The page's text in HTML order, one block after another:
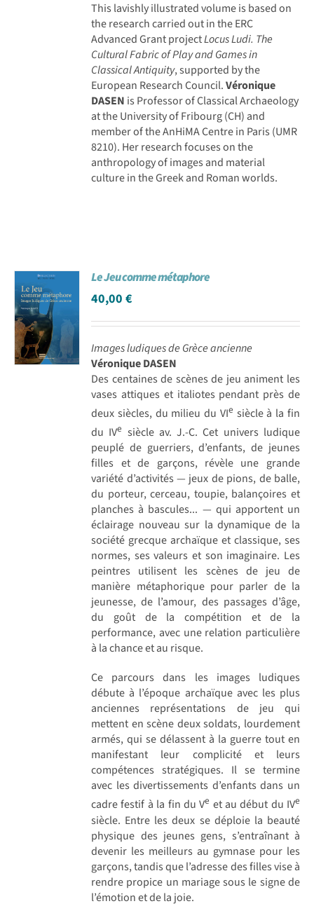
This lavishly illustrated volume is based on
the research carried out in the ERC
Advanced Grant projectLocus Ludi. The
Cultural Fabric of Play and Games in
Classical Antiquity, supported by the
European Research Council.Véronique
DASEN is Professor of Classical Archaeology
at the University of Fribourg (CH) and
member of the AnHiMA Centre in Paris (UMR
8210). Her research focuses on the
anthropology of images and material
culture in the Greek and Roman worlds.
Le Jeu comme métaphore
40,00€
Images ludiques de Grèce ancienne
Véronique DASEN
Des centaines de scènes de jeu animent les
vases attiques et italiotes pendant près de
deux siècles, du milieu du VIe siècle à la fin
du IVe siècle av. J.-C. Cet univers ludique
peuplé de guerriers, d’enfants, de jeunes
filles et de garçons, révèle une grande
variété d’activités — jeux de pions, de balle,
du porteur, cerceau, toupie, balançoires et
planches à bascules... — qui apportent un
éclairage nouveau sur la dynamique de la
société grecque archaïque et classique, ses
normes, ses valeurs et son imaginaire. Les
peintres utilisent les scènes de jeu de
manière métaphorique pour parler de la
jeunesse, de l’amour, des passages d’âge,
du goût de la compétition et de la
performance, avec une relation particulière
à la chance et au risque.
Ce parcours dans les images ludiques
débute à l’époque archaïque avec les plus
anciennes représentations de jeu qui
mettent en scène deux soldats, lourdement
armés, qui se délassent à la guerre tout en
manifestant leur complicité et leurs
compétences stratégiques. Il se termine
avec les divertissements d’enfants dans un
cadre festif à la fin du Ve et au début du IVe
siècle. Entre les deux se déploie la beauté
physique des jeunes gens, s’entraînant à
devenir les meilleurs au gymnase pour les
garçons, tandis que l’adresse des filles vise à
rendre propice un mariage sous le signe de
l’émotion et de la joie.